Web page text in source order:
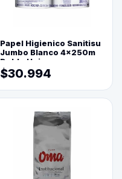
Papel Higienico Sanitisu
Jumbo Blanco 4x250m
Doble Hoja
$30.994